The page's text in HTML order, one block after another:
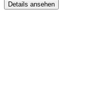
Details ansehen